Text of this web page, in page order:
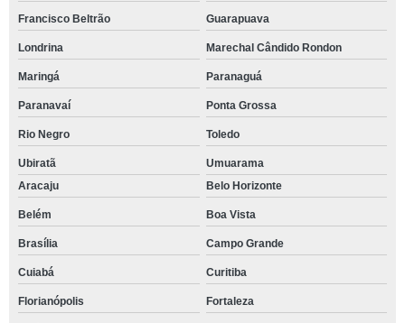
Francisco Beltrão Guarapuava
Londrina Marechal Cândido Rondon
Maringá Paranaguá
Paranavaí Ponta Grossa
Rio Negro Toledo
Ubiratã
Umuarama
Aracaju
Belo Horizonte
Belém Boa Vista
Brasília Campo Grande
Cuiabá Curitiba
Florianópolis Fortaleza